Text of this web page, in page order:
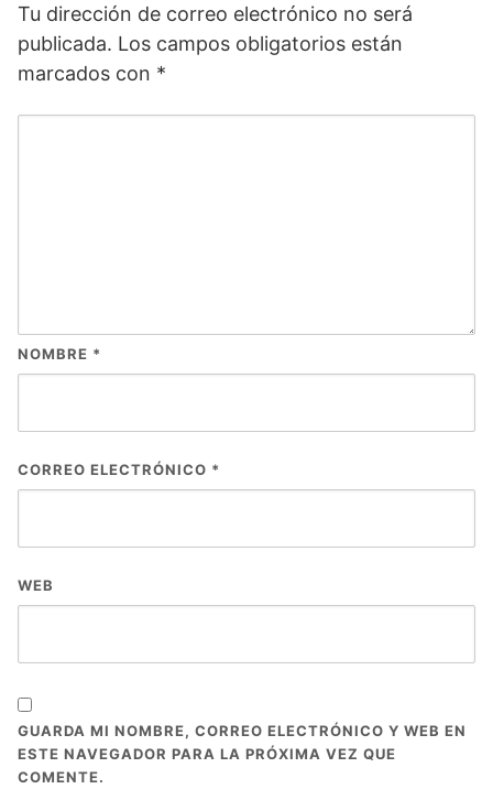
Tu dirección de correo electrónico no será
publicada. Los campos obligatorios están
marcados con *
NOMBRE *
CORREO ELECTRÓNICO *
WEB
GUARDA MI NOMBRE, CORREO ELECTRÓNICO Y WEB EN
ESTE NAVEGADOR PARA LA PRÓXIMA VEZ QUE
COMENTE.